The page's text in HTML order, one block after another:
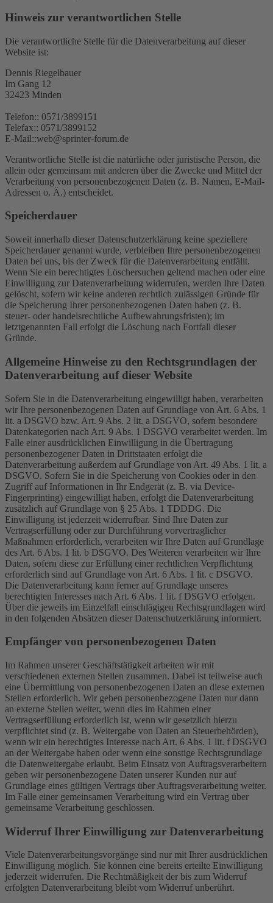
Hinweis zur verantwortlichen Stelle
Die verantwortliche Stelle für die Datenverarbeitung auf dieser
Website ist:
Dennis Riegelbauer
Im Gang 12
32423 Minden
Telefon:: 0571/3899151
Telefax:: 0571/3899152
E-Mail::web@sprinter-forum.de
Verantwortliche Stelle ist die natürliche oder juristische Person, die
allein oder gemeinsam mit anderen über die Zwecke und Mittel der
Verarbeitung von personenbezogenen Daten (z. B. Namen, E-Mail-
Adressen o. Ä.) entscheidet.
Speicherdauer
Soweit innerhalb dieser Datenschutzerklärung keine speziellere
Speicherdauer genannt wurde, verbleiben Ihre personenbezogenen
Daten bei uns, bis der Zweck für die Datenverarbeitung entfällt.
Wenn Sie ein berechtigtes Löschersuchen geltend machen oder eine
Einwilligung zur Datenverarbeitung widerrufen, werden Ihre Daten
gelöscht, sofern wir keine anderen rechtlich zulässigen Gründe für
die Speicherung Ihrer personenbezogenen Daten haben (z. B.
steuer- oder handelsrechtliche Aufbewahrungsfristen); im
letztgenannten Fall erfolgt die Löschung nach Fortfall dieser
Gründe.
Allgemeine Hinweise zu den Rechtsgrundlagen der
Datenverarbeitung auf dieser Website
Sofern Sie in die Datenverarbeitung eingewilligt haben, verarbeiten
wir Ihre personenbezogenen Daten auf Grundlage von Art. 6 Abs. 1
lit. a DSGVO bzw. Art. 9 Abs. 2 lit. a DSGVO, sofern besondere
Datenkategorien nach Art. 9 Abs. 1 DSGVO verarbeitet werden. Im
Falle einer ausdrücklichen Einwilligung in die Übertragung
personenbezogener Daten in Drittstaaten erfolgt die
Datenverarbeitung außerdem auf Grundlage von Art. 49 Abs. 1 lit. a
DSGVO. Sofern Sie in die Speicherung von Cookies oder in den
Zugriff auf Informationen in Ihr Endgerät (z. B. via Device-
Fingerprinting) eingewilligt haben, erfolgt die Datenverarbeitung
zusätzlich auf Grundlage von § 25 Abs. 1 TDDDG. Die
Einwilligung ist jederzeit widerrufbar. Sind Ihre Daten zur
Vertragserfüllung oder zur Durchführung vorvertraglicher
Maßnahmen erforderlich, verarbeiten wir Ihre Daten auf Grundlage
des Art. 6 Abs. 1 lit. b DSGVO. Des Weiteren verarbeiten wir Ihre
Daten, sofern diese zur Erfüllung einer rechtlichen Verpflichtung
erforderlich sind auf Grundlage von Art. 6 Abs. 1 lit. c DSGVO.
Die Datenverarbeitung kann ferner auf Grundlage unseres
berechtigten Interesses nach Art. 6 Abs. 1 lit. f DSGVO erfolgen.
Über die jeweils im Einzelfall einschlägigen Rechtsgrundlagen wird
in den folgenden Absätzen dieser Datenschutzerklärung informiert.
Empfänger von personenbezogenen Daten
Im Rahmen unserer Geschäftstätigkeit arbeiten wir mit
verschiedenen externen Stellen zusammen. Dabei ist teilweise auch
eine Übermittlung von personenbezogenen Daten an diese externen
Stellen erforderlich. Wir geben personenbezogene Daten nur dann
an externe Stellen weiter, wenn dies im Rahmen einer
Vertragserfüllung erforderlich ist, wenn wir gesetzlich hierzu
verpflichtet sind (z. B. Weitergabe von Daten an Steuerbehörden),
wenn wir ein berechtigtes Interesse nach Art. 6 Abs. 1 lit. f DSGVO
an der Weitergabe haben oder wenn eine sonstige Rechtsgrundlage
die Datenweitergabe erlaubt. Beim Einsatz von Auftragsverarbeitern
geben wir personenbezogene Daten unserer Kunden nur auf
Grundlage eines gültigen Vertrags über Auftragsverarbeitung weiter.
Im Falle einer gemeinsamen Verarbeitung wird ein Vertrag über
gemeinsame Verarbeitung geschlossen.
Widerruf Ihrer Einwilligung zur Datenverarbeitung
Viele Datenverarbeitungsvorgänge sind nur mit Ihrer ausdrücklichen
Einwilligung möglich. Sie können eine bereits erteilte Einwilligung
jederzeit widerrufen. Die Rechtmäßigkeit der bis zum Widerruf
erfolgten Datenverarbeitung bleibt vom Widerruf unberührt.